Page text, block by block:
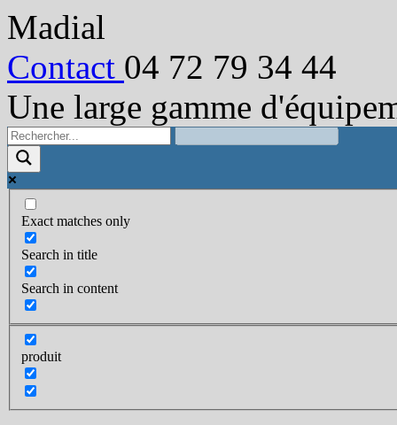
Madial
Contact 04 72 79 34 44
Une large gamme
Exact matches only
Search in title
Search in content
produit